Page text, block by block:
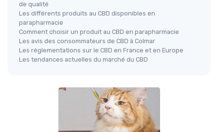
de qualité
Les différents produits au CBD disponibles en
parapharmacie
Comment choisir un produit au CBD en parapharmacie
Les avis des consommateurs de CBD à Colmar
Les réglementations sur le CBD en France et en Europe
Les tendances actuelles du marché du CBD